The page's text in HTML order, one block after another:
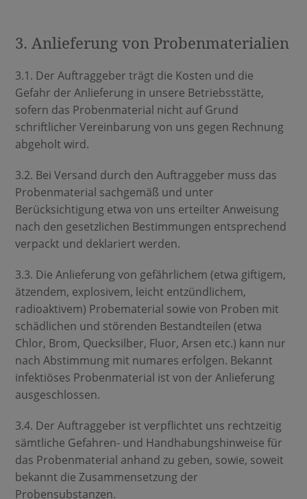
3. Anlieferung von Probenmaterialien
3.1. Der Auftraggeber trägt die Kosten und die
Gefahr der Anlieferung in unsere Betriebsstätte,
sofern das Probenmaterial nicht auf Grund
schriftlicher Vereinbarung von uns gegen Rechnung
abgeholt wird.
3.2. Bei Versand durch den Auftraggeber muss das
Probenmaterial sachgemäß und unter
Berücksichtigung etwa von uns erteilter Anweisung
nach den gesetzlichen Bestimmungen entsprechend
verpackt und deklariert werden.
3.3. Die Anlieferung von gefährlichem (etwa giftigem,
ätzendem, explosivem, leicht entzündlichem,
radioaktivem) Probematerial sowie von Proben mit
schädlichen und störenden Bestandteilen (etwa
Chlor, Brom, Quecksilber, Fluor, Arsen etc.) kann nur
nach Abstimmung mit numares erfolgen. Bekannt
infektiöses Probenmaterial ist von der Anlieferung
ausgeschlossen.
3.4. Der Auftraggeber ist verpflichtet uns rechtzeitig
sämtliche Gefahren- und Handhabungshinweise für
das Probenmaterial anhand zu geben, sowie, soweit
bekannt die Zusammensetzung der
Probensubstanzen.